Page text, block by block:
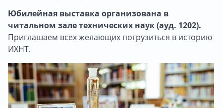
Юбилейная выставка организована в
читальном зале технических наук (ауд. 1202).
Приглашаем всех желающих погрузиться в историю
ИХНТ.